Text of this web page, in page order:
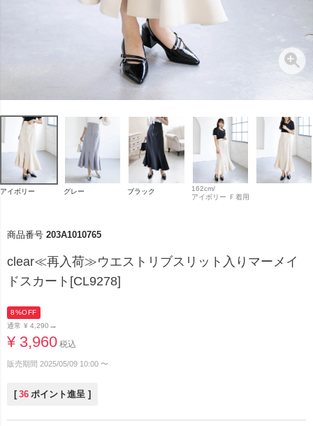
アイボリー グレー ブラック
162cm/
アイボリー Ｆ着用
商品番号 203A1010765
clear≪再入荷≫ウエストリブスリット入りマーメイ
ドスカート[CL9278]
8%OFF
通常 ¥ 4,290 →
¥ 3,960 税込
販売期間 2025/05/09 10:00 〜
[ 36 ポイント進呈 ]